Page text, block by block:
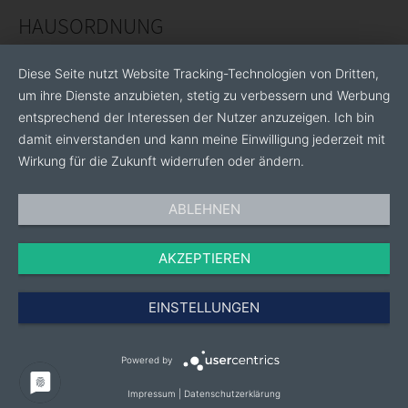
HAUSORDNUNG
Diese Seite nutzt Website Tracking-Technologien von Dritten,
um ihre Dienste anzubieten, stetig zu verbessern und Werbung
entsprechend der Interessen der Nutzer anzuzeigen. Ich bin
damit einverstanden und kann meine Einwilligung jederzeit mit
Wirkung für die Zukunft widerrufen oder ändern.
ABLEHNEN
AKZEPTIEREN
EINSTELLUNGEN
Powered by
Impressum Datenschutzerklärung